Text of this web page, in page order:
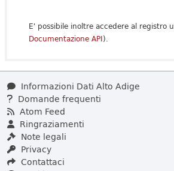
E' possibile inoltre accedere al registro
Documentazione API).
Informazioni Dati Alto Adige
Domande frequenti
Atom Feed
Ringraziamenti
Note legali
Privacy
Contattaci